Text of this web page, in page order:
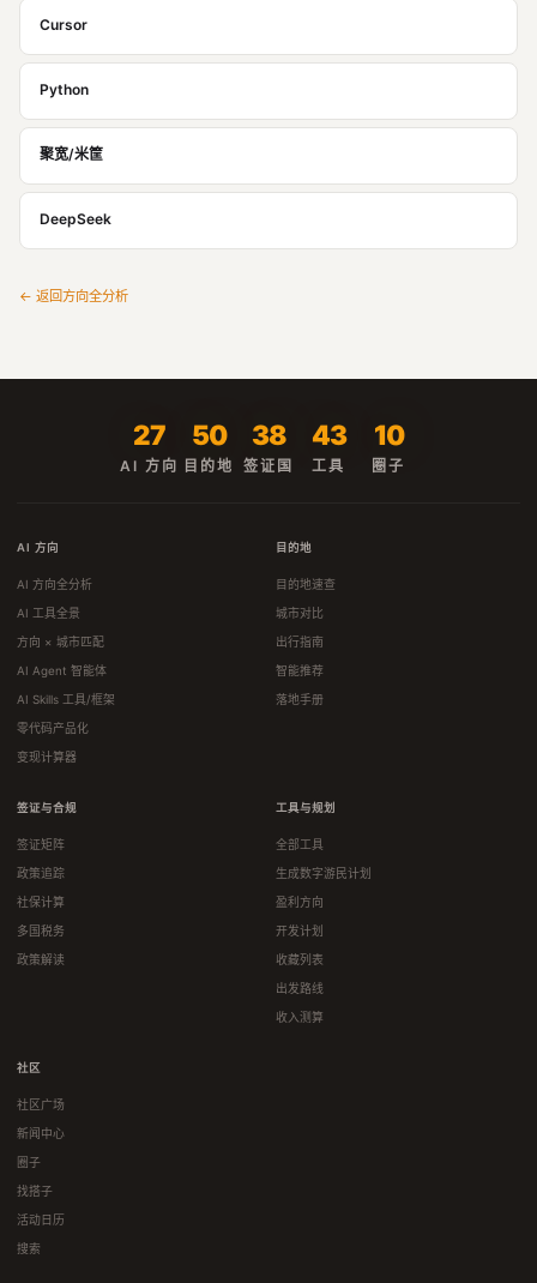
Cursor
Python
聚宽/米筐
DeepSeek
← 返回方向全分析
27
AI 方向
50
目的地
38
签证国
43
工具
10
圈子
AI 方向
AI 方向全分析
AI 工具全景
方向 × 城市匹配
AI Agent 智能体
AI Skills 工具/框架
零代码产品化
变现计算器
目的地
目的地速查
城市对比
出行指南
智能推荐
落地手册
签证与合规
签证矩阵
政策追踪
社保计算
多国税务
政策解读
工具与规划
全部工具
生成数字游民计划
盈利方向
开发计划
收藏列表
出发路线
收入测算
社区
社区广场
新闻中心
圈子
找搭子
活动日历
搜索